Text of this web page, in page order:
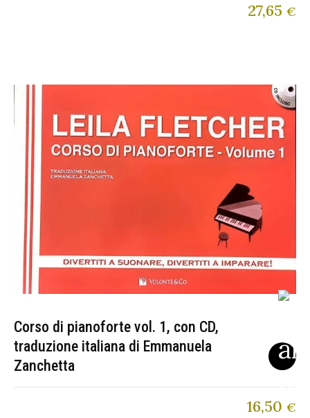
27,65 €
Corso di pianoforte vol. 1, con CD,
traduzione italiana di Emmanuela
Zanchetta
16,50 €